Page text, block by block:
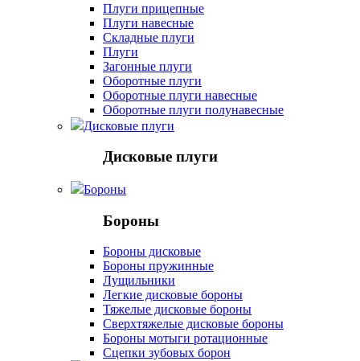
Плуги прицепные
Плуги навесные
Складные плуги
Плуги
Загонные плуги
Оборотные плуги
Оборотные плуги навесные
Оборотные плуги полунавесные
Дисковые плуги
Дисковые плуги
Бороны
Бороны
Бороны дисковые
Бороны пружинные
Лущильники
Легкие дисковые бороны
Тяжелые дисковые бороны
Сверхтяжелые дисковые бороны
Бороны мотыги ротационные
Сцепки зубовых борон